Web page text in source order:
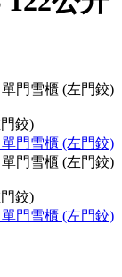
鉸)
鉸)